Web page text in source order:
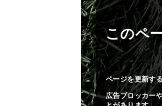
このペ
ページを更新す
広告ブロッカー